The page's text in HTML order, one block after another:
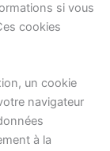
si vous
cookies
un cookie
navigateur
à la